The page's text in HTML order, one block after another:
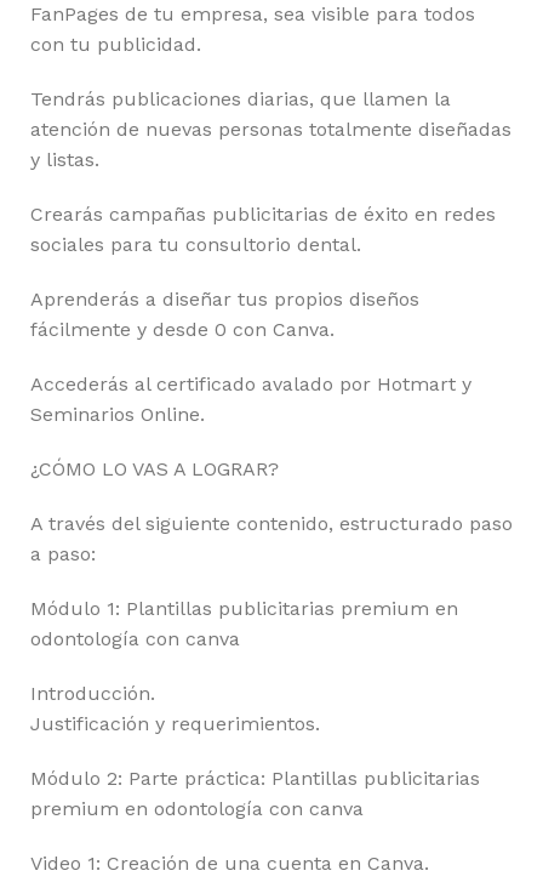
FanPages de tu empresa, sea visible para todos
con tu publicidad.
Tendrás publicaciones diarias, que llamen la
atención de nuevas personas totalmente diseñadas
y listas.
Crearás campañas publicitarias de éxito en redes
sociales para tu consultorio dental.
Aprenderás a diseñar tus propios diseños
fácilmente y desde 0 con Canva.
Accederás al certificado avalado por Hotmart y
Seminarios Online.
¿CÓMO LO VAS A LOGRAR?
A través del siguiente contenido, estructurado paso
a paso:
Módulo 1: Plantillas publicitarias premium en
odontología con canva
Introducción.
Justificación y requerimientos.
Módulo 2: Parte práctica: Plantillas publicitarias
premium en odontología con canva
Video 1: Creación de una cuenta en Canva.